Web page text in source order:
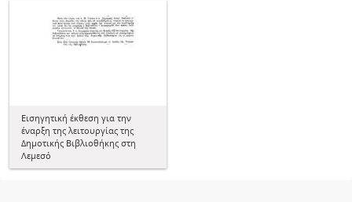
Εισηγητική έκθεση για την
έναρξη της λειτουργίας της
Δημοτικής Βιβλιοθήκης στη
Λεμεσό